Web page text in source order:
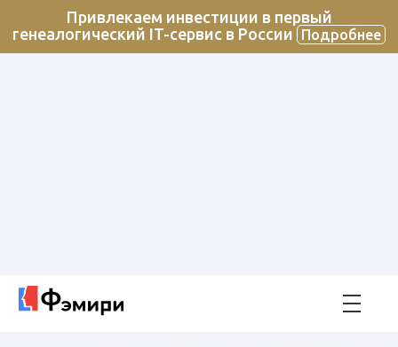
Привлекаем инвестиции в первый
генеалогический IT-сервис в России
Подробнее